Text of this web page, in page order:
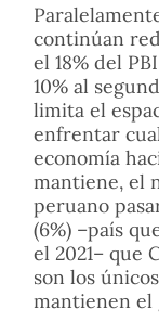
continúan
el 18% del
10% al
limita el
enfrentar
economía
mantiene, el
peruano
(6%) –país
el 2021– que
son los
mantienen el